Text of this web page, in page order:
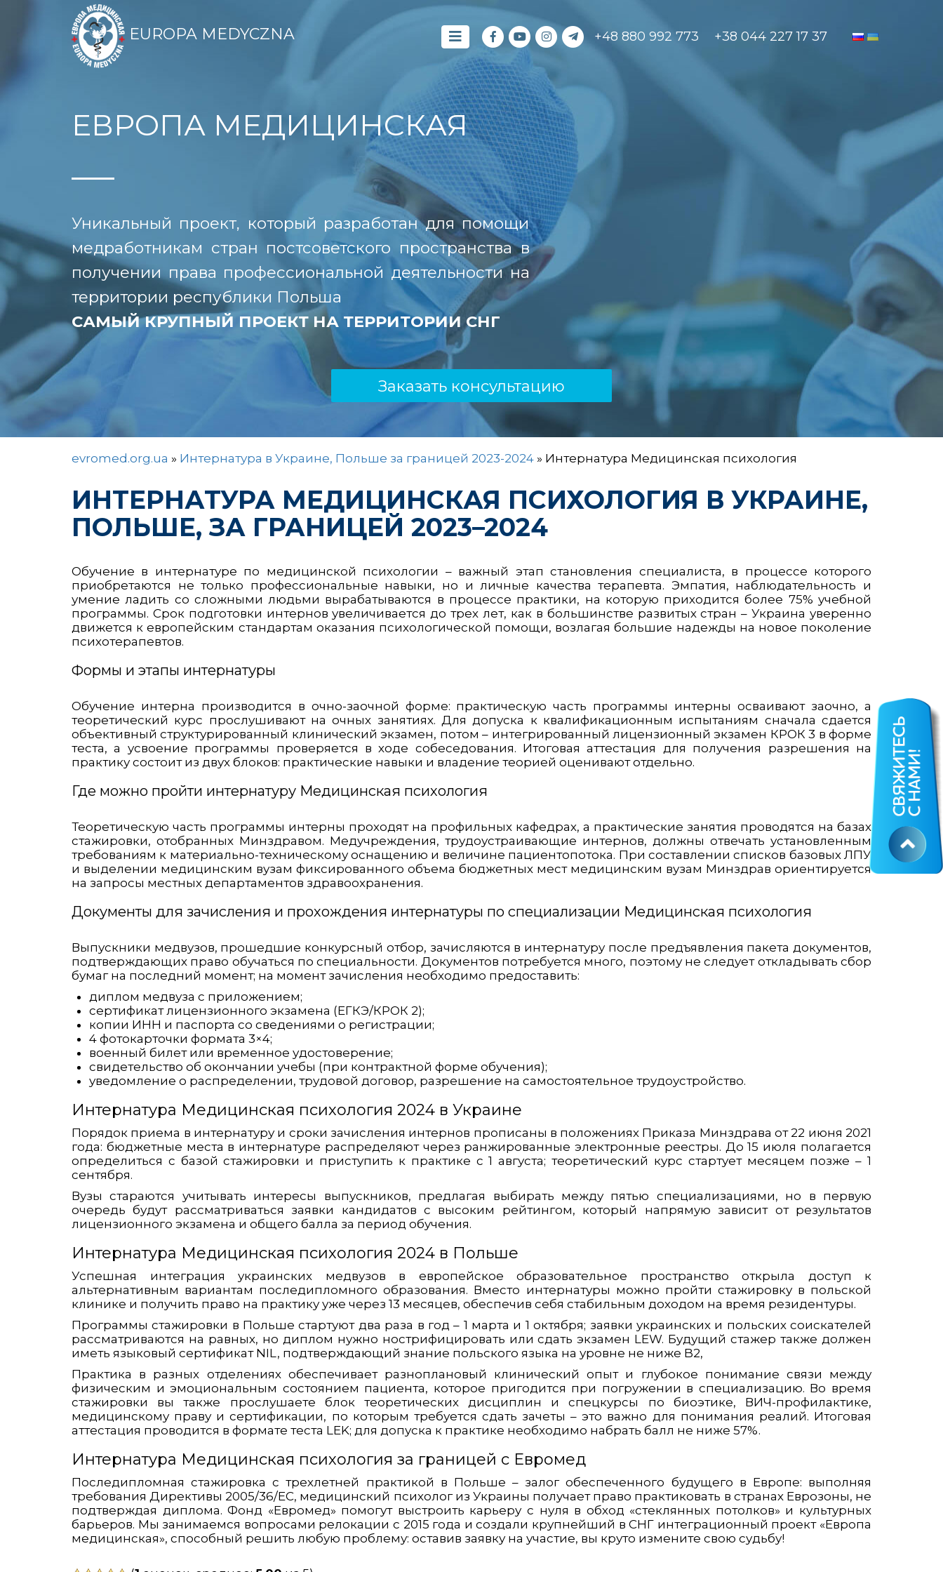
EUROPA MEDYCZNA +48 880 992 773 +38 044 227 17 37
ЕВРОПА МЕДИЦИНСКАЯ
Уникальный проект, который разработан для помощи
медработникам стран постсоветского пространства в
получении права профессиональной деятельности на
территории республики Польша
САМЫЙ КРУПНЫЙ ПРОЕКТ НА ТЕРРИТОРИИ СНГ
Заказать консультацию
evromed.org.ua » Интернатура в Украине, Польше за границей 2023-2024 » Интернатура Медицинская психология
ИНТЕРНАТУРА МЕДИЦИНСКАЯ ПСИХОЛОГИЯ В УКРАИНЕ,
ПОЛЬШЕ, ЗА ГРАНИЦЕЙ 2023–2024
Обучение в интернатуре по медицинской психологии – важный этап становления специалиста, в процессе которого
приобретаются не только профессиональные навыки, но и личные качества терапевта. Эмпатия, наблюдательность и
умение ладить со сложными людьми вырабатываются в процессе практики, на которую приходится более 75% учебной
программы. Срок подготовки интернов увеличивается до трех лет, как в большинстве развитых стран – Украина уверенно
движется к европейским стандартам оказания психологической помощи, возлагая большие надежды на новое поколение
психотерапевтов.
Формы и этапы интернатуры
Обучение интерна производится в очно-заочной форме: практическую часть программы интерны осваивают заочно, а
теоретический курс прослушивают на очных занятиях. Для допуска к квалификационным испытаниям сначала сдается
объективный структурированный клинический экзамен, потом – интегрированный лицензионный экзамен КРОК 3 в форме
теста, а усвоение программы проверяется в ходе собеседования. Итоговая аттестация для получения разрешения на
практику состоит из двух блоков: практические навыки и владение теорией оценивают отдельно.
Где можно пройти интернатуру Медицинская психология
Теоретическую часть программы интерны проходят на профильных кафедрах, а практические занятия проводятся на базах
стажировки, отобранных Минздравом. Медучреждения, трудоустраивающие интернов, должны отвечать установленным
требованиям к материально-техническому оснащению и величине пациентопотока. При составлении списков базовых ЛПУ
и выделении медицинским вузам фиксированного объема бюджетных мест медицинским вузам Минздрав ориентируется
на запросы местных департаментов здравоохранения.
Документы для зачисления и прохождения интернатуры по специализации Медицинская психология
Выпускники медвузов, прошедшие конкурсный отбор, зачисляются в интернатуру после предъявления пакета документов,
подтверждающих право обучаться по специальности. Документов потребуется много, поэтому не следует откладывать сбор
бумаг на последний момент; на момент зачисления необходимо предоставить:
диплом медвуза с приложением;
сертификат лицензионного экзамена (ЕГКЭ/КРОК 2);
копии ИНН и паспорта со сведениями о регистрации;
4 фотокарточки формата 3×4;
военный билет или временное удостоверение;
свидетельство об окончании учебы (при контрактной форме обучения);
уведомление о распределении, трудовой договор, разрешение на самостоятельное трудоустройство.
Интернатура Медицинская психология 2024 в Украине
Порядок приема в интернатуру и сроки зачисления интернов прописаны в положениях Приказа Минздрава от 22 июня 2021
года: бюджетные места в интернатуре распределяют через ранжированные электронные реестры. До 15 июля полагается
определиться с базой стажировки и приступить к практике с 1 августа; теоретический курс стартует месяцем позже – 1
сентября.
Вузы стараются учитывать интересы выпускников, предлагая выбирать между пятью специализациями, но в первую
очередь будут рассматриваться заявки кандидатов с высоким рейтингом, который напрямую зависит от результатов
лицензионного экзамена и общего балла за период обучения.
Интернатура Медицинская психология 2024 в Польше
Успешная интеграция украинских медвузов в европейское образовательное пространство открыла доступ к
альтернативным вариантам последипломного образования. Вместо интернатуры можно пройти стажировку в польской
клинике и получить право на практику уже через 13 месяцев, обеспечив себя стабильным доходом на время резидентуры.
Программы стажировки в Польше стартуют два раза в год – 1 марта и 1 октября; заявки украинских и польских соискателей
рассматриваются на равных, но диплом нужно нострифицировать или сдать экзамен LEW. Будущий стажер также должен
иметь языковый сертификат NIL, подтверждающий знание польского языка на уровне не ниже B2,
Практика в разных отделениях обеспечивает разноплановый клинический опыт и глубокое понимание связи между
физическим и эмоциональным состоянием пациента, которое пригодится при погружении в специализацию. Во время
стажировки вы также прослушаете блок теоретических дисциплин и спецкурсы по биоэтике, ВИЧ-профилактике,
медицинскому праву и сертификации, по которым требуется сдать зачеты – это важно для понимания реалий. Итоговая
аттестация проводится в формате теста LEK; для допуска к практике необходимо набрать балл не ниже 57%.
Интернатура Медицинская психология за границей с Евромед
Последипломная стажировка с трехлетней практикой в Польше – залог обеспеченного будущего в Европе: выполняя
требования Директивы 2005/36/ЕС, медицинский психолог из Украины получает право практиковать в странах Еврозоны, не
подтверждая диплома. Фонд «Евромед» помогут выстроить карьеру с нуля в обход «стеклянных потолков» и культурных
барьеров. Мы занимаемся вопросами релокации с 2015 года и создали крупнейший в СНГ интеграционный проект «Европа
медицинская», способный решить любую проблему: оставив заявку на участие, вы круто измените свою судьбу!